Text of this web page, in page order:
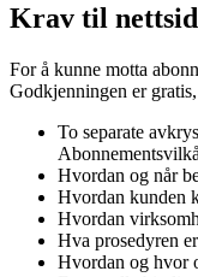
Krav til
For å kunne motta
Godkjenningen er
To separate
Hvordan og når
Hvordan kunden
Hvordan
Hva prosedyren
Hvordan og hvor